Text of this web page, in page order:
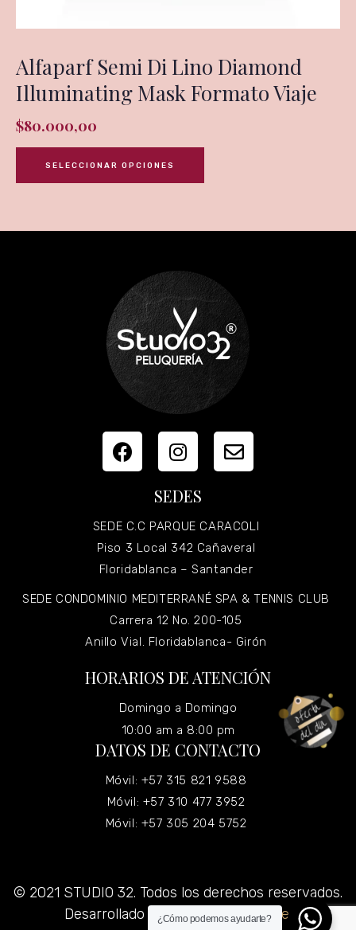
Alfaparf Semi Di Lino Diamond
Illuminating Mask Formato Viaje
$80.000,00
SELECCIONAR OPCIONES
SEDES
SEDE C.C PARQUE CARACOLI
Piso 3 Local 342 Cañaveral
Floridablanca – Santander
SEDE CONDOMINIO MEDITERRANÉ SPA & TENNIS CLUB
Carrera 12 No. 200-105
Anillo Vial. Floridablanca- Girón
HORARIOS DE ATENCIÓN
Domingo a Domingo
10:00 am a 8:00 pm
DATOS DE CONTACTO
Móvil: +57 315 821 9588
Móvil: +57 310 477 3952
Móvil: +57 305 204 5752
© 2021 STUDIO 32. Todos los derechos reservados.
Desarrollado porGrupo Virtualizate.
¿Cómo podemos ayudarte?